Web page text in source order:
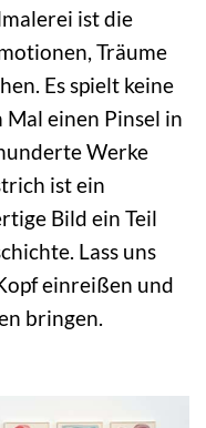
ist die
Träume
Es spielt keine
Mal einen Pinsel in
Werke
ist ein
Bild ein Teil
Lass uns
einreißen und
bringen.